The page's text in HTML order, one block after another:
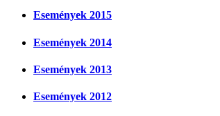
Események 2015
Események 2014
Események 2013
Események 2012